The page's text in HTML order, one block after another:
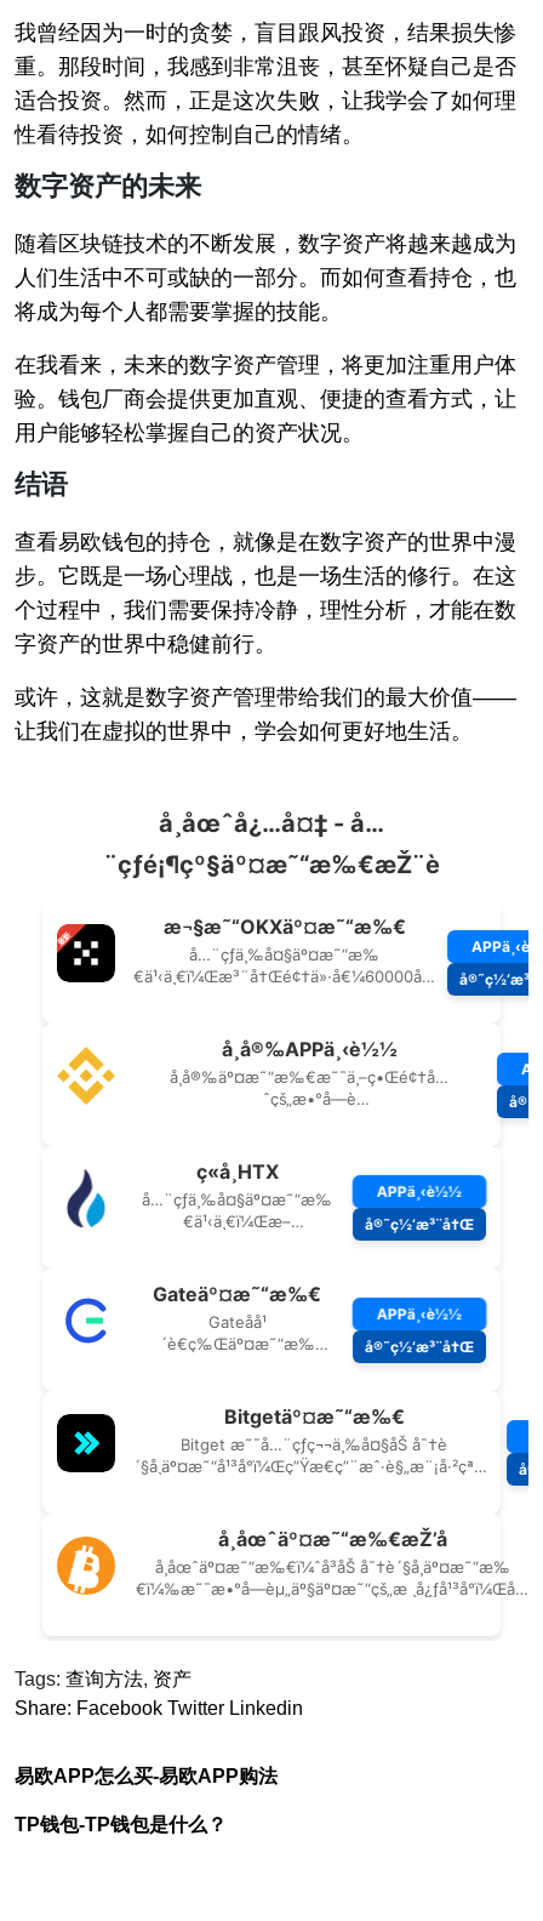
我曾经因为一时的贪婪，盲目跟风投资，结果损失惨
重。那段时间，我感到非常沮丧，甚至怀疑自己是否
适合投资。然而，正是这次失败，让我学会了如何理
性看待投资，如何控制自己的情绪。
数字资产的未来
随着区块链技术的不断发展，数字资产将越来越成为
人们生活中不可或缺的一部分。而如何查看持仓，也
将成为每个人都需要掌握的技能。
在我看来，未来的数字资产管理，将更加注重用户体
验。钱包厂商会提供更加直观、便捷的查看方式，让
用户能够轻松掌握自己的资产状况。
结语
查看易欧钱包的持仓，就像是在数字资产的世界中漫
步。它既是一场心理战，也是一场生活的修行。在这
个过程中，我们需要保持冷静，理性分析，才能在数
字资产的世界中稳健前行。
或许，这就是数字资产管理带给我们的最大价值——
让我们在虚拟的世界中，学会如何更好地生活。
Tags: 查询方法, 资产
Share: Facebook Twitter Linkedin
易欧APP怎么买-易欧APP购法
TP钱包-TP钱包是什么？